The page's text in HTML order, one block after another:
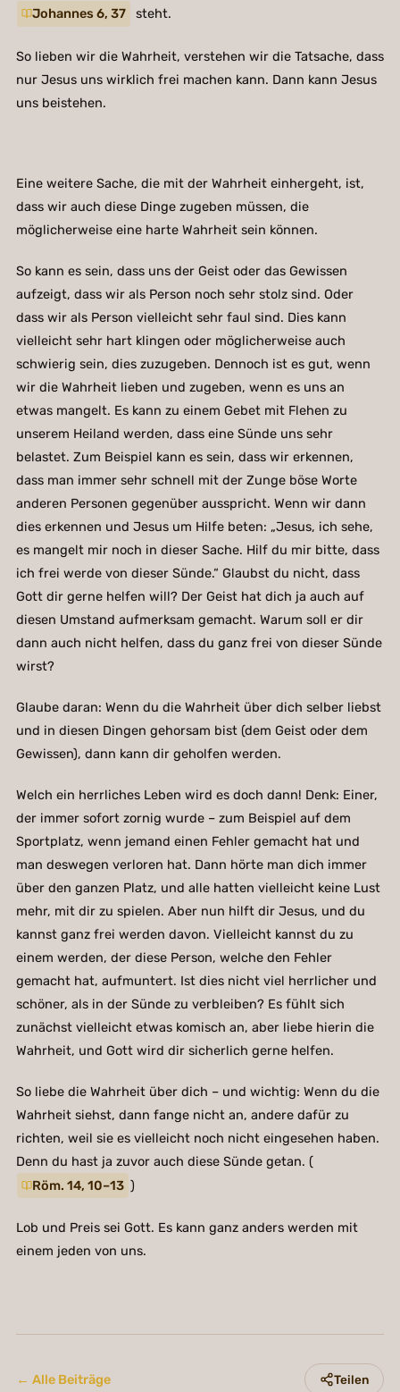
Johannes 6, 37
steht.
So lieben wir die Wahrheit, verstehen wir die Tatsache, dass
nur Jesus uns wirklich frei machen kann. Dann kann Jesus
uns beistehen.
Eine weitere Sache, die mit der Wahrheit einhergeht, ist,
dass wir auch diese Dinge zugeben müssen, die
möglicherweise eine harte Wahrheit sein können.
So kann es sein, dass uns der Geist oder das Gewissen
aufzeigt, dass wir als Person noch sehr stolz sind. Oder
dass wir als Person vielleicht sehr faul sind. Dies kann
vielleicht sehr hart klingen oder möglicherweise auch
schwierig sein, dies zuzugeben. Dennoch ist es gut, wenn
wir die Wahrheit lieben und zugeben, wenn es uns an
etwas mangelt. Es kann zu einem Gebet mit Flehen zu
unserem Heiland werden, dass eine Sünde uns sehr
belastet. Zum Beispiel kann es sein, dass wir erkennen,
dass man immer sehr schnell mit der Zunge böse Worte
anderen Personen gegenüber ausspricht. Wenn wir dann
dies erkennen und Jesus um Hilfe beten: „Jesus, ich sehe,
es mangelt mir noch in dieser Sache. Hilf du mir bitte, dass
ich frei werde von dieser Sünde.“ Glaubst du nicht, dass
Gott dir gerne helfen will? Der Geist hat dich ja auch auf
diesen Umstand aufmerksam gemacht. Warum soll er dir
dann auch nicht helfen, dass du ganz frei von dieser Sünde
wirst?
Glaube daran: Wenn du die Wahrheit über dich selber liebst
und in diesen Dingen gehorsam bist (dem Geist oder dem
Gewissen), dann kann dir geholfen werden.
Welch ein herrliches Leben wird es doch dann! Denk: Einer,
der immer sofort zornig wurde – zum Beispiel auf dem
Sportplatz, wenn jemand einen Fehler gemacht hat und
man deswegen verloren hat. Dann hörte man dich immer
über den ganzen Platz, und alle hatten vielleicht keine Lust
mehr, mit dir zu spielen. Aber nun hilft dir Jesus, und du
kannst ganz frei werden davon. Vielleicht kannst du zu
einem werden, der diese Person, welche den Fehler
gemacht hat, aufmuntert. Ist dies nicht viel herrlicher und
schöner, als in der Sünde zu verbleiben? Es fühlt sich
zunächst vielleicht etwas komisch an, aber liebe hierin die
Wahrheit, und Gott wird dir sicherlich gerne helfen.
So liebe die Wahrheit über dich – und wichtig: Wenn du die
Wahrheit siehst, dann fange nicht an, andere dafür zu
richten, weil sie es vielleicht noch nicht eingesehen haben.
Denn du hast ja zuvor auch diese Sünde getan. (
Röm. 14, 10–13 )
Lob und Preis sei Gott. Es kann ganz anders werden mit
einem jeden von uns.
← Alle Beiträge Teilen